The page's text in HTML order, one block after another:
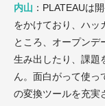
内山 ：PLATEAUは
をかけており、ハッ
ところ、オープンデ
生み出したり、課題
ん。面白がって使っ
の変換ツールを充実